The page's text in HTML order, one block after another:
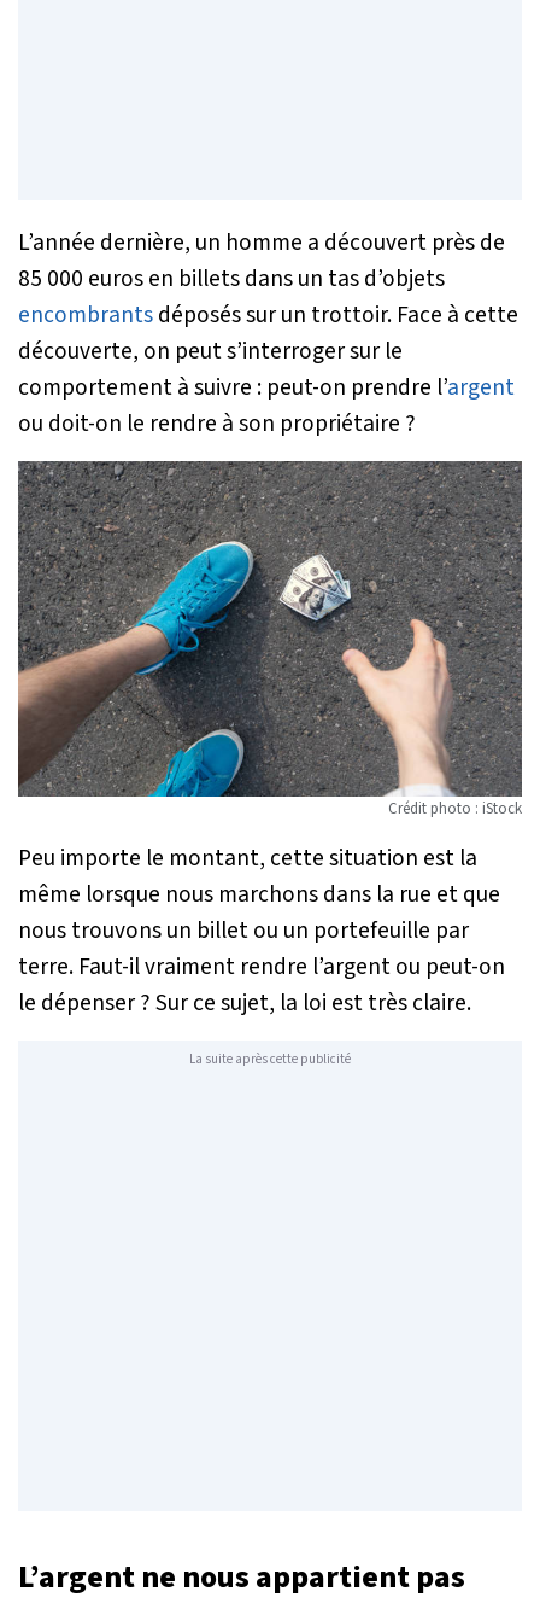
L’année dernière, un homme a découvert près de
85 000 euros en billets dans un tas d’objets
encombrantsdéposés sur un trottoir. Face à cette
découverte, on peut s’interroger sur le
comportement à suivre : peut-on prendre l’argent
ou doit-on le rendre à son propriétaire ?
Crédit photo : iStock
Peu importe le montant, cette situation est la
même lorsque nous marchons dans la rue et que
nous trouvons un billet ou un portefeuille par
terre. Faut-il vraiment rendre l’argent ou peut-on
le dépenser ? Sur ce sujet, la loi est très claire.
La suite après cette publicité
L’argent ne nous appartient pas